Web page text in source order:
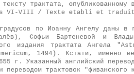
тексту трактата,
VI-VIII / Texte etabli et traduit
по Иоанну Ангелу даны
Софьи Бартеневой и
издания трактата
1494). Кстати, именно
г. Указанный английский
переводом трактовок